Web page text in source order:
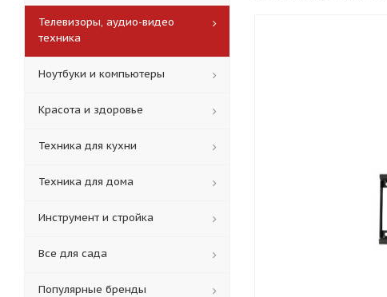
Телевизоры, аудио-видео
техника
Ноутбуки и компьютеры
Красота и здоровье
Техника для кухни
Техника для дома
Инструмент и стройка
Все для сада
Популярные бренды